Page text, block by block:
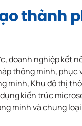
thành
doanh nghiệp kết
thông minh, phục
minh, Khu đô thị
kiến trúc
minh và chủng